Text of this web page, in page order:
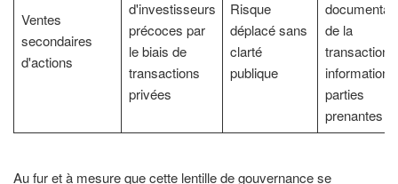
Ventes
secondaires
d'actions
d'investisseurs
précoces par
le biais de
transactions
privées
Risque
déplacé sans
clarté
publique
de la
transaction,
information
parties
prenantes
Au fur et à mesure que cette lentille de gouvernance se